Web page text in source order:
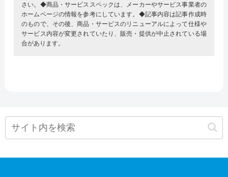
さい。◆商品・サービススペックは、メーカーやサービス事業者の
ホームページの情報を参考にしています。◆記事内容は記事作成時
のもので、その後、商品・サービスのリニューアルによって仕様や
サービス内容が変更されていたり、販売・提供が中止されている場
合があります。